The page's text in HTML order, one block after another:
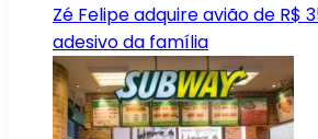
Zé Felipe adquire avião de R$
adesivo da família